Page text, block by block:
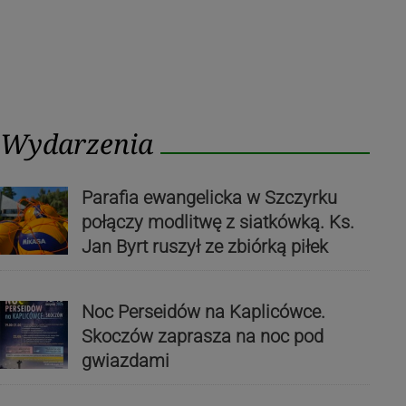
Wydarzenia
Parafia ewangelicka w Szczyrku
połączy modlitwę z siatkówką. Ks.
Jan Byrt ruszył ze zbiórką piłek
Noc Perseidów na Kaplicówce.
Skoczów zaprasza na noc pod
gwiazdami